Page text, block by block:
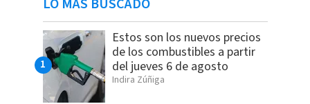
LO MÁS BUSCADO
Estos son los nuevos precios
de los combustibles a partir
del jueves 6 de agosto
Indira Zúñiga